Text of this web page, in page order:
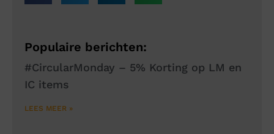
Populaire berichten:
#CircularMonday – 5% Korting op LM en
IC items
LEES MEER »